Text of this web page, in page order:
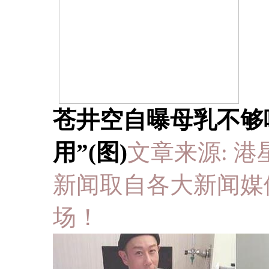
苍井空自曝母乳不
用”(图)文章来源: 港
新闻取自各大新闻
场！